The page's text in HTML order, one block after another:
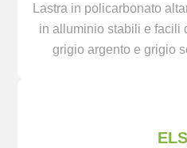
Lastra in policarbonato
in alluminio stabili e facili
grigio argento e grigio